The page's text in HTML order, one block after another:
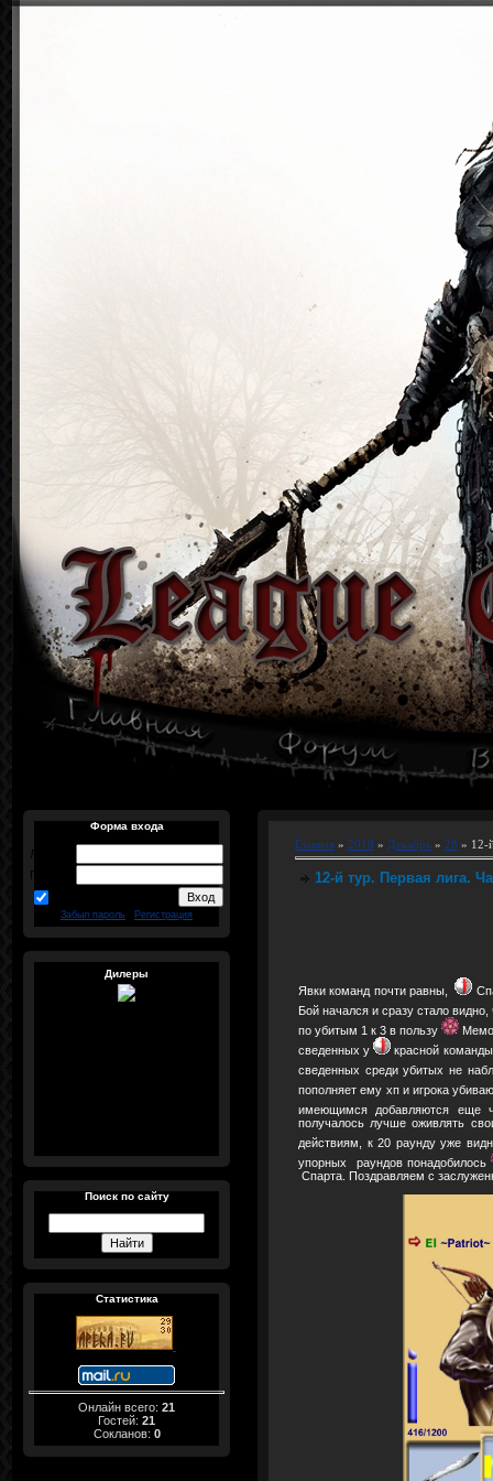
Форма входа
Логин:
Пароль:
Забыл пароль Регистрация
Дилеры
Поиск по сайту
Статистика
Онлайн всего: 21
Гостей: 21
Сокланов: 0
Главная » 2019 » Декабрь » 28 » 12-
12-й тур. Первая лига.
Явки команд почти равны,
Бой начался и сразу стало видно,
по убитым 1 к 3 в пользу
сведенных у
красной
сведенных среди убитых не
пополняет ему хп и игрока
имеющимся добавляются еще
получалось лучше оживлять
действиям, к 20 раунду уже
упорных раундов понадобилось
Спарта. Поздравляем с